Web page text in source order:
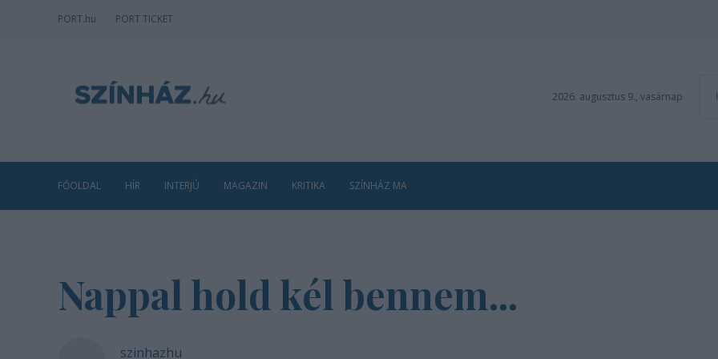
PORT.hu PORT TICKET
2026. augusztus 9., vasárnap
FŐOLDAL HÍR INTERJÚ MAGAZIN KRITIKA SZÍNHÁZ MA
Nappal hold kél bennem...
szinhazhu